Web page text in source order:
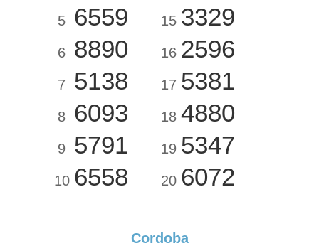
5 6559
6 8890
7 5138
8 6093
9 5791
10 6558
15 3329
16 2596
17 5381
18 4880
19 5347
20 6072
Cordoba